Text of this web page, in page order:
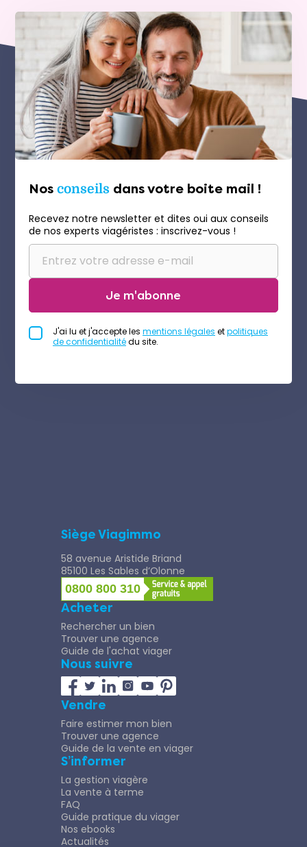
Nos conseils dans votre boite mail !
Recevez notre newsletter et dites oui aux conseils
de nos experts viagéristes : inscrivez-vous !
Je m'abonne
J'ai lu et j'accepte les mentions légales etpolitiques
de confidentialitédu site.
Siège Viagimmo
58 avenue Aristide Briand
85100 Les Sables d’Olonne
0800 800 310
Acheter
Rechercher un bien
Trouver une agence
Guide de l'achat viager
Nous suivre
Vendre
Faire estimer mon bien
Trouver une agence
Guide de la vente en viager
S’informer
La gestion viagère
La vente à terme
FAQ
Guide pratique du viager
Nos ebooks
Actualités